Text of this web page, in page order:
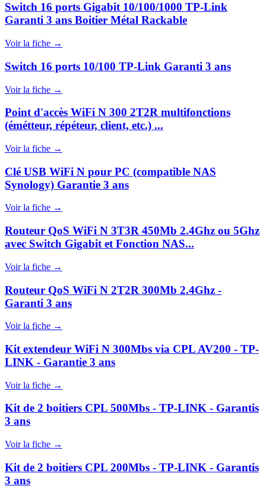
Switch 16 ports Gigabit 10/100/1000 TP-Link
Garanti 3 ans Boitier Métal Rackable
Voir la fiche →
Switch 16 ports 10/100 TP-Link Garanti 3 ans
Voir la fiche →
Point d'accès WiFi N 300 2T2R multifonctions
(émétteur, répéteur, client, etc.) ...
Voir la fiche →
Clé USB WiFi N pour PC (compatible NAS
Synology) Garantie 3 ans
Voir la fiche →
Routeur QoS WiFi N 3T3R 450Mb 2.4Ghz ou 5Ghz
avec Switch Gigabit et Fonction NAS...
Voir la fiche →
Routeur QoS WiFi N 2T2R 300Mb 2.4Ghz -
Garanti 3 ans
Voir la fiche →
Kit extendeur WiFi N 300Mbs via CPL AV200 - TP-
LINK - Garantie 3 ans
Voir la fiche →
Kit de 2 boitiers CPL 500Mbs - TP-LINK - Garantis
3 ans
Voir la fiche →
Kit de 2 boitiers CPL 200Mbs - TP-LINK - Garantis
3 ans